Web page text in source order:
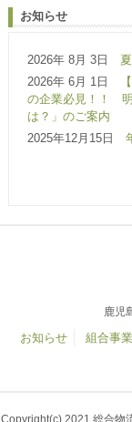
お知らせ
2026年 8月 3日
2026年 6月 1日
の企業必見！！ 明
は？」のご案内
2025年12月15日
鹿児
お知らせ 組合事業
Copyright(c) 2021 総合物